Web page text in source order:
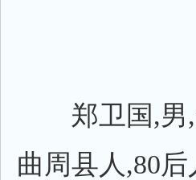
郑卫国,男
曲周县人,80